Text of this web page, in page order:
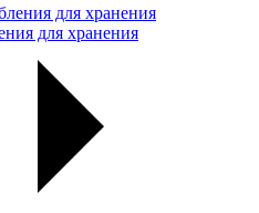
для хранения